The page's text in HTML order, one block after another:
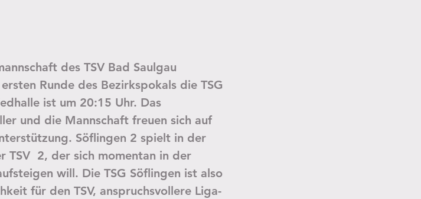
des TSV Bad Saulgau
Runde des Bezirkspokals die TSG
ist um 20:15 Uhr. Das
und die Mannschaft freuen sich auf
Söflingen 2 spielt in der
2, der sich momentan in der
will. Die TSG Söflingen ist also
für den TSV, anspruchsvollere Liga-